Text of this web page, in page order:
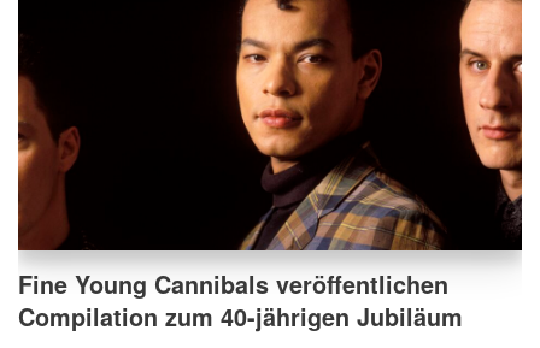
Fine Young Cannibals veröffentlichen
Compilation zum 40-jährigen Jubiläum